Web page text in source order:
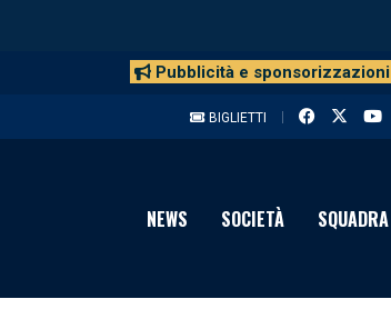
Pubblicità e sponsorizzazioni
BIGLIETTI
NEWS SOCIETÀ SQUADRA